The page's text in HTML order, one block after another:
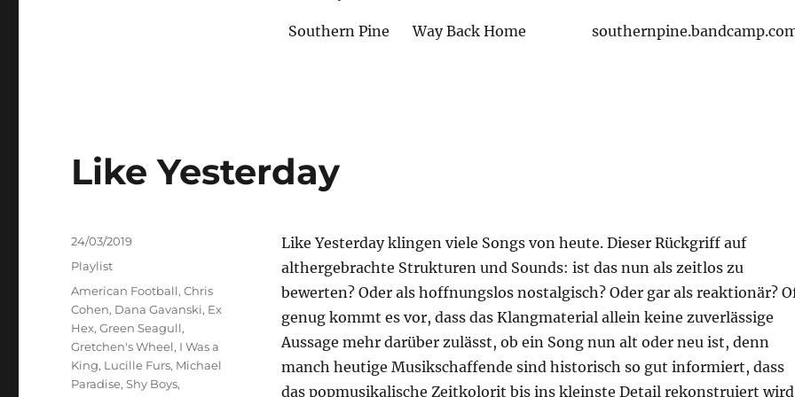
Southern Pine Way Back Home
Like Yesterday
Like Yesterday klingen viele Songs von heute. Dieser Rückgriff auf
althergebrachte Strukturen und Sounds: ist das nun als zeitlos zu
bewerten? Oder als hoffnungslos nostalgisch? Oder gar als reaktionär?
genug kommt es vor, dass das Klangmaterial allein keine zuverlässige
Aussage mehr darüber zulässt, ob ein Song nun alt oder neu ist, denn
manch heutige Musikschaffende sind historisch so gut informiert, dass
das popmusikalische Zeitkolorit bis ins kleinste Detail rekonstruiert
Veröffentlicht
am
24/03/2019
Kategorien
Playlist
Schlagwörter
American Football,Chris
Cohen, Dana Gavanski, Ex
Hex,Green Seagull,
Gretchen's Wheel, I Was a
King, Lucille Furs, Michael
Paradise,Shy Boys,